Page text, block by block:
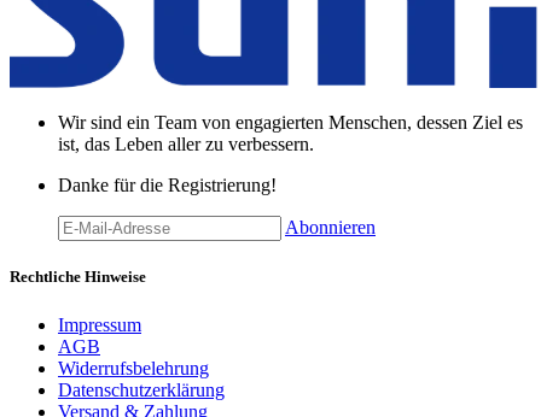
Wir sind ein Team von engagierten Menschen, dessen Ziel es
ist, das Leben aller zu verbessern.
Danke für die Registrierung!
Abonnieren
Rechtliche Hinweise
Impressum
AGB
Widerrufsbelehrung
Datenschutzerklärung
Versand & Zahlung